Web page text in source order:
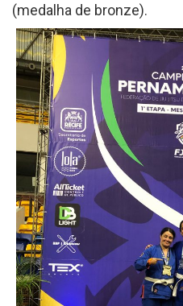
(medalha de bronze).